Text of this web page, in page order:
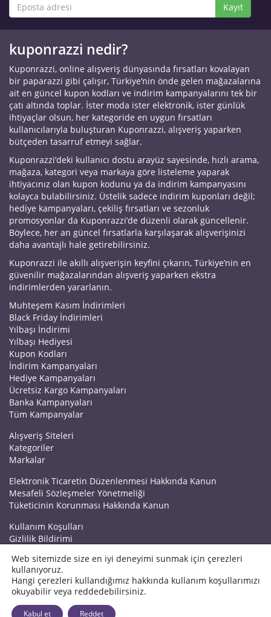
Kayıt
kuponrazzi nedir?
Kuponrazzi, online alışveriş dünyasında fırsatları kovalayan
bir paparazzi gibi çalışır, Türkiye’nin önde gelen mağazalarına
ait en güncel kupon kodları ve indirim kampanyalarını tek bir
çatı altında toplar. İster moda ister elektronik, ister günlük
ihtiyaçlar olsun, her kategoride en uygun fırsatları
kullanıcılarıyla buluşturan Kuponrazzi, alışveriş yaparken
bütçeden tasarruf etmeyi sağlar.
Kuponrazzi’deki kullanıcı dostu arayüz sayesinde, hızlı arama,
mağaza, kategori veya markaya göre listeleme yaparak
ihtiyacınız olan kupon kodunu ya da indirim kampanyasını
kolayca bulabilirsiniz. Üstelik sadece indirim kuponları değil;
hediye kampanyaları, çekiliş fırsatları ve sezonluk
promosyonlar da Kuponrazzi’de düzenli olarak güncellenir.
Böylece, her an güncel fırsatlarla karşılaşarak alışverişinizi
daha avantajlı hale getirebilirsiniz.
Kuponrazzi ile akıllı alışverişin keyfini çıkarın, Türkiye’nin en
güvenilir mağazalarından alışveriş yaparken ekstra
indirimlerden yararlanın.
Muhteşem Kasım İndirimleri
Black Friday İndirimleri
Yılbaşı İndirimi
Yılbaşı Hediyesi
Kupon Kodları
İndirim Kampanyaları
Hediye Kampanyaları
Ücretsiz Kargo Kampanyaları
Banka Kampanyaları
Tüm Kampanyalar
Alışveriş Siteleri
Kategoriler
Markalar
Elektronik Ticaretin Düzenlenmesi Hakkında Kanun
Mesafeli Sözleşmeler Yönetmeliği
Tüketicinin Korunması Hakkında Kanun
Kullanım Koşulları
Gizlilik Bildirimi
Kuponrazzi Blog
Mağaza Ekle
İletişim
© 2026 Kuponrazzi
Web sitemizde size en iyi deneyimi sunmak için çerezleri
kullanıyoruz.
Hangi çerezleri kullandığımız hakkında kullanım koşullarımızı
okuyabilir veya reddedebilirsiniz.
Kabul et Reddet